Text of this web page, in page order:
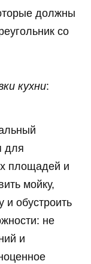
должны
со
кухни:
для
площадей и
мойку,
и обустроить
не
и